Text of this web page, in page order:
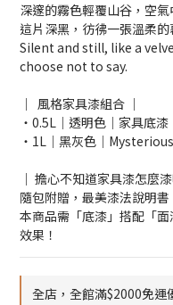
深邃的霧色輕覆山谷，空
這片深黑，彷彿一張溫柔
Silent and still, like a
choose not to say.
｜  風格家具漆組合 ｜
・0.5L｜透明色｜家具底漆
・1L｜黑灰色｜
｜ 擔心不知道家具漆怎麼漆
隨包附贈，最美漆法說明書
本商品需「底漆」搭配「
效果！
全店，全館滿$2000免運